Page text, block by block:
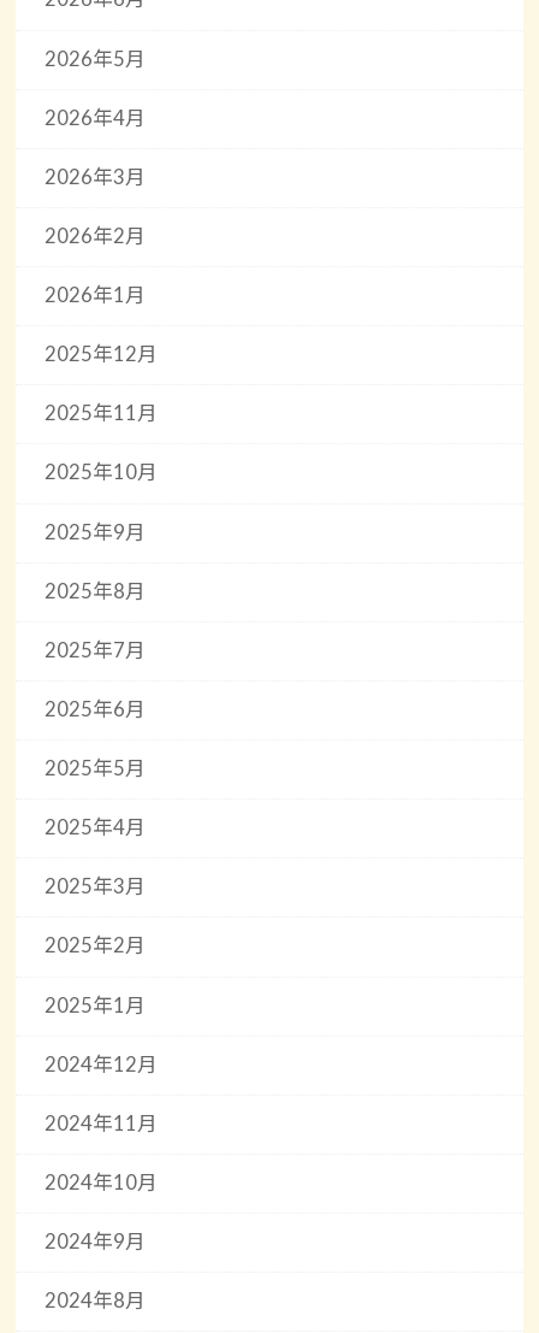
2026年5月
2026年4月
2026年3月
2026年2月
2026年1月
2025年12月
2025年11月
2025年10月
2025年9月
2025年8月
2025年7月
2025年6月
2025年5月
2025年4月
2025年3月
2025年2月
2025年1月
2024年12月
2024年11月
2024年10月
2024年9月
2024年8月